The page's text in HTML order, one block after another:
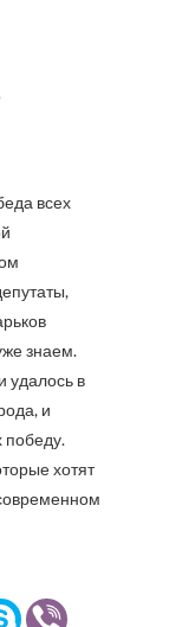
всех
знаем.
удалось в
и
победу.
хотят